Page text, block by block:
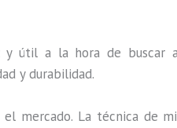
y útil a la hora de buscar
y durabilidad.
mercado. La técnica de